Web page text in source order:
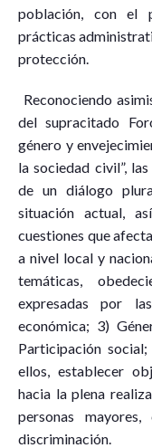
población, con el
prácticas
protección.
Reconociendo
del supracitado
género y
la sociedad civil”,
de un diálogo
situación actual,
cuestiones que
a nivel local y
temáticas,
expresadas por
económica; 3)
Participación
ellos, establecer
hacia la plena
personas
discriminación.